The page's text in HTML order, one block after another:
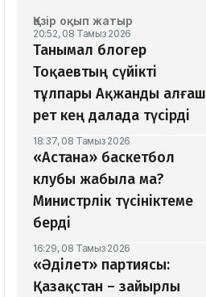
Қазір оқып жатыр
20:52, 08 Тамыз 2026
Танымал блогер
Тоқаевтың сүйікті
тұлпары Ақжанды алғаш
рет кең далада түсірді
18:37, 08 Тамыз 2026
«Астана» баскетбол
клубы жабыла ма?
Министрлік түсініктеме
берді
16:29, 08 Тамыз 2026
«Әділет» партиясы:
Қазақстан – зайырлы